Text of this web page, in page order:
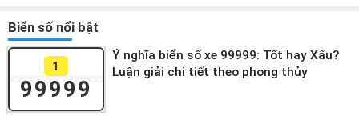
Biển số nổi bật
1
99999
Ý nghĩa biển số xe 99999: Tốt hay Xấu?
Luận giải chi tiết theo phong thủy